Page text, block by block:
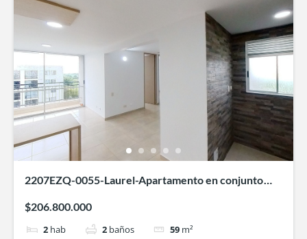
2207EZQ-0055-Laurel-Apartamento en conjunto
$206.800.000
2 hab 2 baños 59 m²